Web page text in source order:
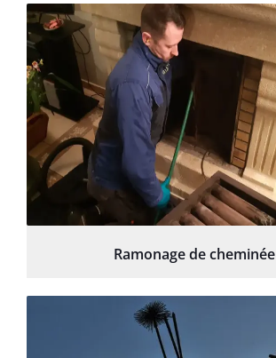
Ramonage de cheminée